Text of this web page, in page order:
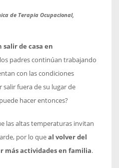
de Terapia Ocupacional,
salir de casa en
padres continúan trabajando
con las condiciones
fuera de su lugar de
hacer entonces?
las altas temperaturas invitan
por lo queal volver del
más actividades en familia.